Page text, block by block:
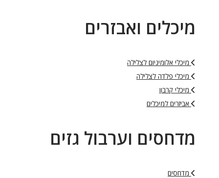
מיכלים ואבזרים
מיכלי אלומיניום לצלילה
מיכלי פלדה לצלילה
מיכלי קרבון
אביזרים למיכלים
מדחסים וערבול גזים
מדחסים